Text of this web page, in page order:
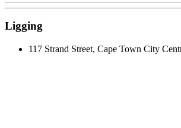
Ligging
117 Strand Street, Cape Town City